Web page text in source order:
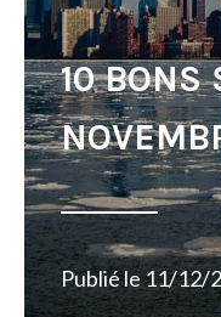
10 BONS
Publié le11/12/